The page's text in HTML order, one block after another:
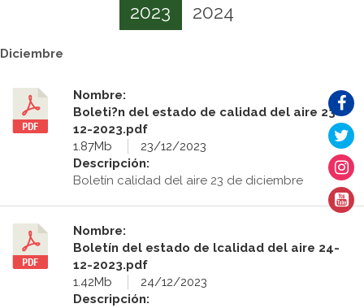
2023 2024
Diciembre
Nombre:
Boleti?n del estado de calidad del aire 23-
12-2023.pdf
1.87Mb
23/12/2023
Descripción:
Boletín calidad del aire 23 de diciembre
Nombre:
Boletín del estado de lcalidad del aire 24-
12-2023.pdf
1.42Mb
24/12/2023
Descripción: